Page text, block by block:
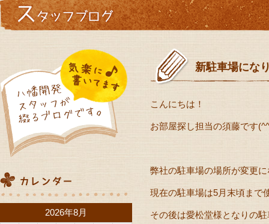
2026年8月
新駐車場にな
こんにちは！
お部屋探し担当の須藤です
弊社の駐車場の場所が変更
現在の駐車場は5月末頃まで
その後は愛松堂様となりの